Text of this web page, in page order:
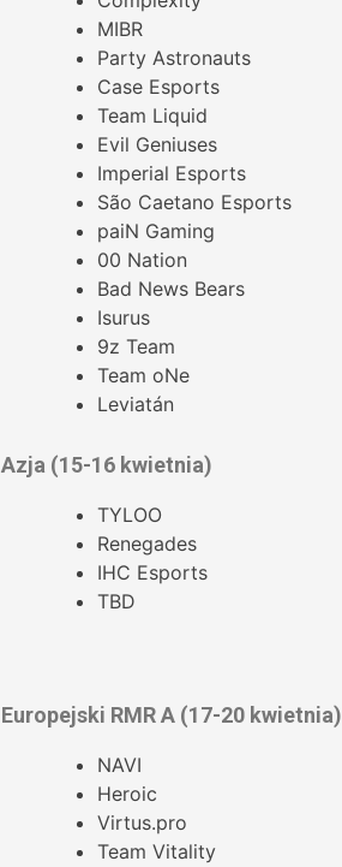
MIBR
Party Astronauts
Case Esports
Team Liquid
Evil Geniuses
Imperial Esports
São Caetano Esports
paiN Gaming
00 Nation
Bad News Bears
Isurus
9z Team
Team oNe
Leviatán
Azja (15-16 kwietnia)
TYLOO
Renegades
IHC Esports
TBD
Europejski RMR A (17-20 kwietnia)
NAVI
Heroic
Virtus.pro
Team Vitality